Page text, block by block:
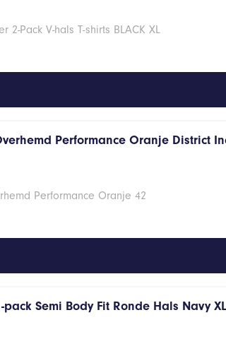
2-Pack V-hals T-shirts BLACK XL
Performance Oranje District
Performance Oranje 42
Semi Body Fit Ronde Hals Navy